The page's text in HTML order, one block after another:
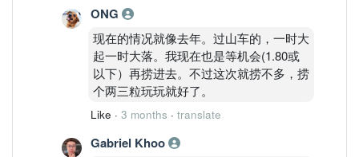
ONG
现在的情况就像去年。过山车的，一时大
起一时大落。我现在也是等机会(1.80或
以下）再捞进去。不过这次就捞不多，捞
个两三粒玩玩就好了。
Like · 3 months · translate
Gabriel Khoo